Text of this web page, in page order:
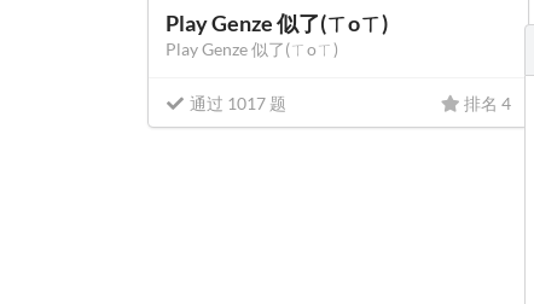
Play Genze 似了(ㄒoㄒ)
Play Genze 似了(ㄒoㄒ)
通过 1017 题 排名 4